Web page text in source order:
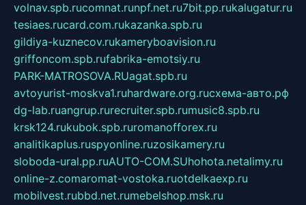
volnav.spb.rucomnat.runpf.net.ru7bit.pp.rukalugatur.ru
tesiaes.rucard.com.rukazanka.spb.ru
gildiya-kuznecov.rukameryboavision.ru
griffoncom.spb.rufabrika-emotsiy.ru
PARK-MATROSOVA.RUagat.spb.ru
avtoyurist-moskva1.ruhardware.org.ruсхема-авто.рф
dg-lab.ruangrup.rurecruiter.spb.rumusic8.spb.ru
krsk124.rukubok.spb.ruromanofforex.ru
analitikaplus.ruspyonline.ruzosikamery.ru
sloboda-ural.pp.ruAUTO-COM.SUhohota.netalimy.ru
online-z.comaromat-vostoka.ruotdelkaexp.ru
mobilvest.rubbd.net.rumebelshop.msk.ru